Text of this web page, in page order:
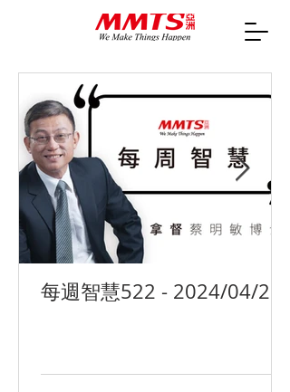
每週智慧522 - 2024/04/29